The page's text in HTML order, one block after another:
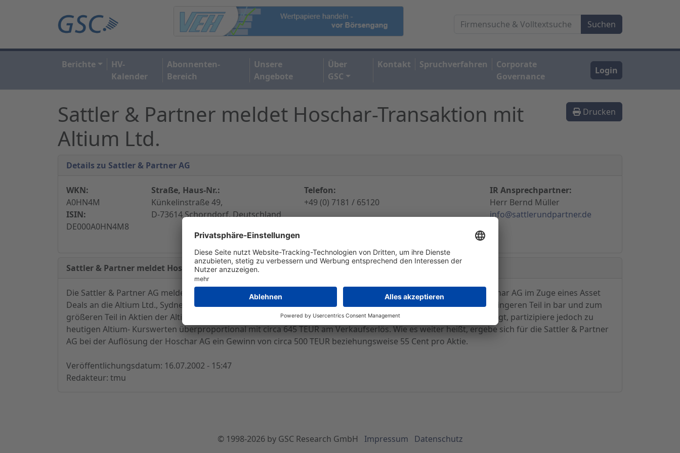
Berichte
HV-
Kalender
Abonnenten-
Bereich
Unsere
Angebote
Über
GSC
Kontakt Spruchverfahren
Corporate
Governance
Login
Drucken
Sattler & Partner meldet Hoschar-Transaktion mit
Altium Ltd.
Details zu Sattler & Partner AG
WKN:
A0HN4M
ISIN:
DE000A0HN4M8
Straße, Haus-Nr.:
Künkelinstraße 49,
D-73614 Schorndorf, Deutschland
Telefon:
+49 (0) 7181 / 65120
IR Ansprechpartner:
Herr Bernd Müller
info@sattlerundpartner.de
Sattler & Partner meldet Hoschar-Transaktion mit Altium Ltd. - Volumen liegt bei 1,8 Mio. EUR
Die Sattler & Partner AG meldet ad hoc den Verkauf des operativen Geschäfts der Beteiligungsgesellschaft Hoschar AG im Zuge eines Asset
Deals an die Altium Ltd., Sydney. Die Bezahlung der Transaktion in Höhe von ca. 1,8 Mio. EUR werde zu einem geringeren Teil in bar und zum
größeren Teil in Aktien der Altium Ltd. abgewickelt. Sattler & Partner sei an der Hoschar AG mit 15 Prozent beteiligt, partizipiere jedoch zu
heutigen Altium- Kurswerten überproportional mit circa 645 TEUR am Verkaufserlös. Wie es weiter heißt, ergebe sich für die Sattler & Partner
AG bei der Auflösung der Hoschar AG ein Gewinn von circa 500 TEUR beziehungsweise 55 Cent pro Aktie.
Veröffentlichungsdatum: 16.07.2002 - 15:47
Redakteur: tmu
© 1998-2026by GSC Research GmbH Impressum Datenschutz